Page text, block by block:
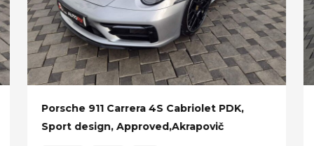
Porsche 911 Carrera 4S Cabriolet PDK,
Sport design, Approved,Akrapovič